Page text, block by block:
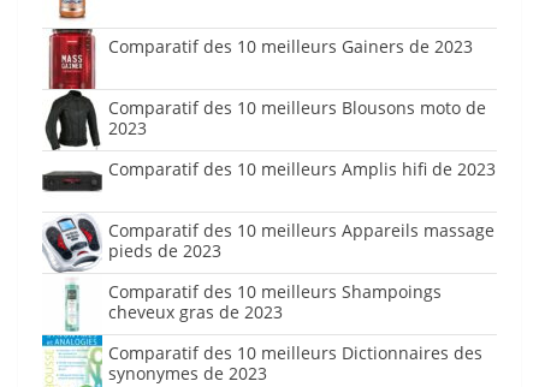
Comparatif des 10 meilleurs Gainers de 2023
Comparatif des 10 meilleurs Blousons moto de
2023
Comparatif des 10 meilleurs Amplis hifi de 2023
Comparatif des 10 meilleurs Appareils massage
pieds de 2023
Comparatif des 10 meilleurs Shampoings
cheveux gras de 2023
Comparatif des 10 meilleurs Dictionnaires des
synonymes de 2023